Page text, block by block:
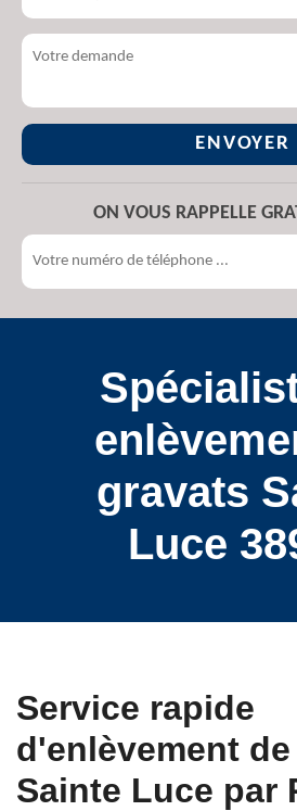
ON VOUS RAPPELLE
gravats
Luce
Service rapide
d'enlèvement
Sainte Luce par